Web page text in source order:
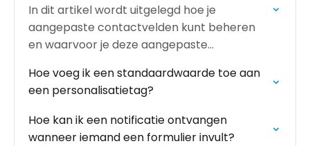
In dit artikel wordt uitgelegd hoe je
aangepaste contactvelden kunt beheren
en waarvoor je deze aangepaste
Hoe voeg ik een standaardwaarde toe aan
een personalisatietag?
Hoe kan ik een notificatie ontvangen
wanneer iemand een formulier invult?